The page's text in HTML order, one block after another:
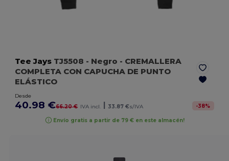
Tee Jays TJ5508 - Negro - CREMALLERA
COMPLETA CON CAPUCHA DE PUNTO
ELÁSTICO
Desde
40.98 €66.20 € IVA incl. 33.87 €s/IVA -38%
Envío gratis a partir de 79 € en este almacén!